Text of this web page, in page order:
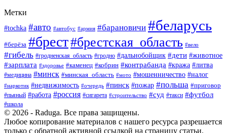
Метки
#tochka #авто #автобус #армия #барановичи #беларусь
#берёза #брест#брестская_область #вело
#гибель #гродненская_область #гродно #дальнобойщик #дети #животное
#зарплата #здоровье #каменец #кобрин #контрабанда #кража #литва
#медицина #минск #минская_область #мото #мошенничество #налог
#наркотик #недвижимость #очередь #пинск #пожар #польша #приговор
#пьяный #работа #россия #сигарета #строительство #суд #такси #футбол
#школа
© 2026 - Raduga. Все права защищены.
Любое копирование материалов с нашего ресурса разрешается
только с обратной активной ссылкой на страницу статьи.